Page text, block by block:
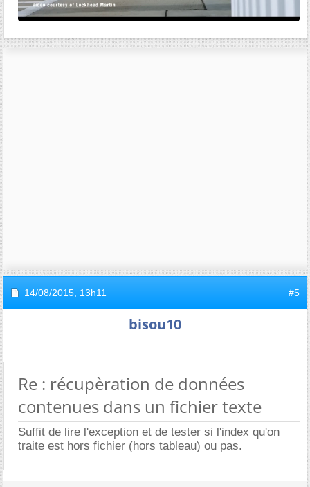
14/08/2015, 13h11 #5
bisou10
Re : récupèration de données
contenues dans un fichier texte
Suffit de lire l'exception et de tester si l'index qu'on
traite est hors fichier (hors tableau) ou pas.